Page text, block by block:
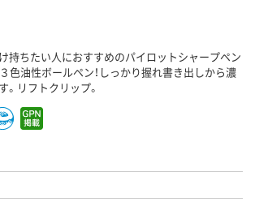
持ちたい人におすすめのパイロットシャープペン
３色油性ボールペン！しっかり握れ書き出しから濃
。リフトクリップ。